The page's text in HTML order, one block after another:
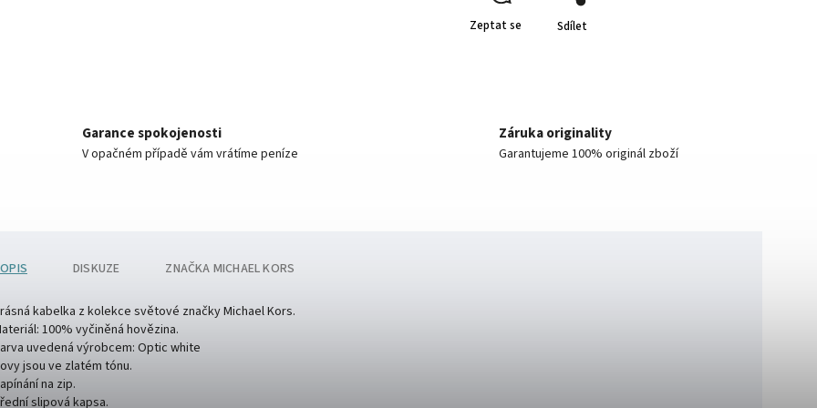
Zeptat se Sdílet
Garance spokojenosti
V opačném případě vám vrátíme peníze
Záruka originality
Garantujeme 100% originál zboží
DISKUZE ZNAČKA MICHAEL KORS
kabelka z kolekce světové značky Michael Kors.
100% vyčiněná hovězina.
uvedená výrobcem: Optic white
jsou ve zlatém tónu.
na zip.
slipová kapsa.